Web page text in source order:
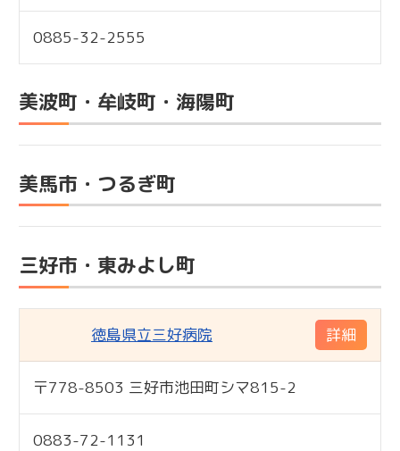
0885-32-2555
美波町・牟岐町・海陽町
美馬市・つるぎ町
三好市・東みよし町
徳島県立三好病院 詳細
標準
〒778-8503 三好市池田町シマ815-2
0883-72-1131